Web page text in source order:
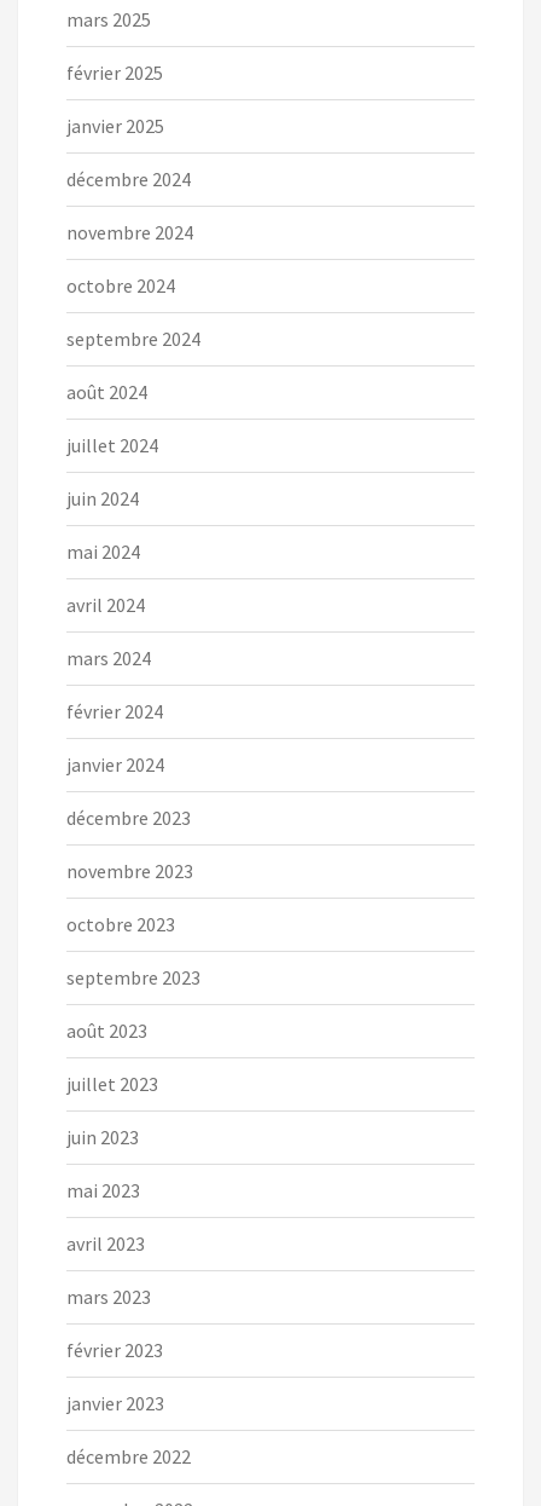
mars 2025
février 2025
janvier 2025
décembre 2024
novembre 2024
octobre 2024
septembre 2024
août 2024
juillet 2024
juin 2024
mai 2024
avril 2024
mars 2024
février 2024
janvier 2024
décembre 2023
novembre 2023
octobre 2023
septembre 2023
août 2023
juillet 2023
juin 2023
mai 2023
avril 2023
mars 2023
février 2023
janvier 2023
décembre 2022